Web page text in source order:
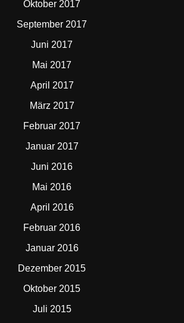
Oktober 2017
September 2017
Juni 2017
Mai 2017
April 2017
März 2017
Februar 2017
Januar 2017
Juni 2016
Mai 2016
April 2016
Februar 2016
Januar 2016
Dezember 2015
Oktober 2015
Juli 2015